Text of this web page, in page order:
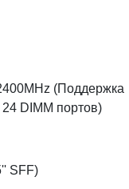
(Поддержка
DIMM портов)
SFF)